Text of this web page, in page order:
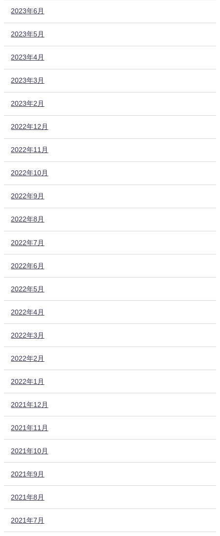
2023年6月
2023年5月
2023年4月
2023年3月
2023年2月
2022年12月
2022年11月
2022年10月
2022年9月
2022年8月
2022年7月
2022年6月
2022年5月
2022年4月
2022年3月
2022年2月
2022年1月
2021年12月
2021年11月
2021年10月
2021年9月
2021年8月
2021年7月